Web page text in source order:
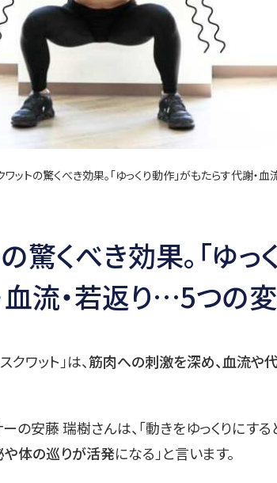
ットの驚くべき効果。「ゆっくり動作」がもたらす代謝・
驚くべき効果。「ゆっ
血流・若返り…5つの
ワット」は、筋肉への刺激を深め、血流や
の安藤 瑞樹さんは、「動きをゆっくりにする
や体の巡りが活発になる」と言います。